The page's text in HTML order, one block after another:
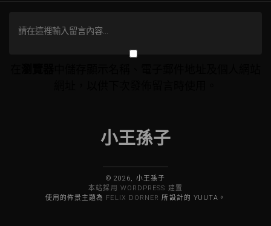
導
覽
小王孫子
© 2026, 小王孫子
本站採用 WORDPRESS 建置
使用的佈景主題為 FELIX DORNER 所設計的 YUUTA。